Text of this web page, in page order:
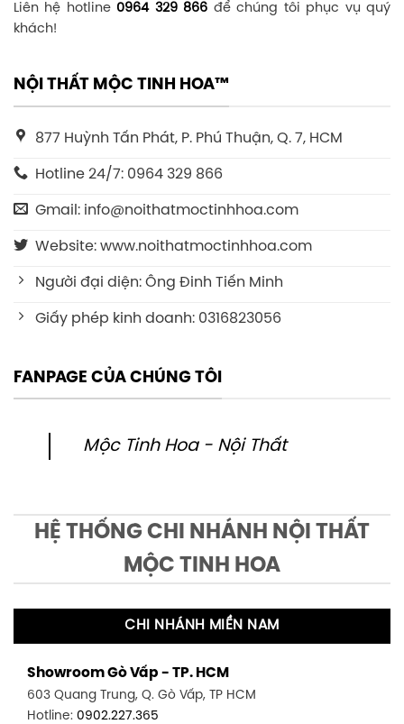
Liên hệ hotline 0964 329 866 để chúng tôi phục vụ quý
khách!
NỘI THẤT MỘC TINH HOA™
877 Huỳnh Tấn Phát, P. Phú Thuận, Q. 7, HCM
Hotline 24/7: 0964 329 866
Gmail: info@noithatmoctinhhoa.com
Website: www.noithatmoctinhhoa.com
Người đại diện: Ông Đinh Tiến Minh
Giấy phép kinh doanh: 0316823056
FANPAGE CỦA CHÚNG TÔI
Mộc Tinh Hoa - Nội Thất
HỆ THỐNG CHI NHÁNH NỘI THẤT
MỘC TINH HOA
CHI NHÁNH MIỀN NAM
Showroom Gò Vấp - TP. HCM
603 Quang Trung, Q. Gò Vấp, TP HCM
Hotline: 0902.227.365